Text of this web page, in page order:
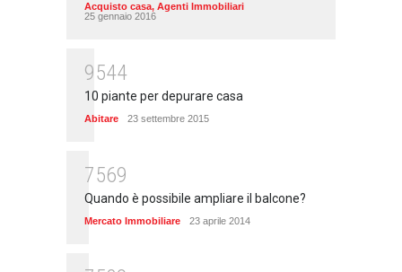
Acquisto casa, Agenti Immobiliari
25 gennaio 2016
9544
10 piante per depurare casa
Abitare 23 settembre 2015
7569
Quando è possibile ampliare il balcone?
Mercato Immobiliare 23 aprile 2014